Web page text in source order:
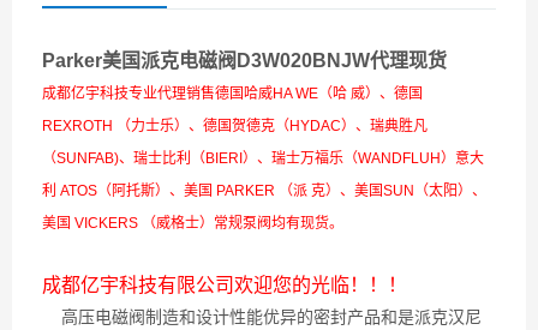
Parker美国派克电磁阀D3W020BNJW代理现货
成都亿宇科技专业代理销售德国哈威HA WE（哈 威）、德国
REXROTH （力士乐）、德国贺德克（HYDAC）、瑞典胜凡
（SUNFAB)、瑞士比利（BIERI）、瑞士万福乐（WANDFLUH）意大
利 ATOS（阿托斯）、美国 PARKER （派 克）、美国SUN（太阳）、
美国 VICKERS （威格士）常规泵阀均有现货。
成都亿宇科技有限公司欢迎您的光临！！！
高压电磁阀制造和设计性能优异的密封产品和是派克汉尼